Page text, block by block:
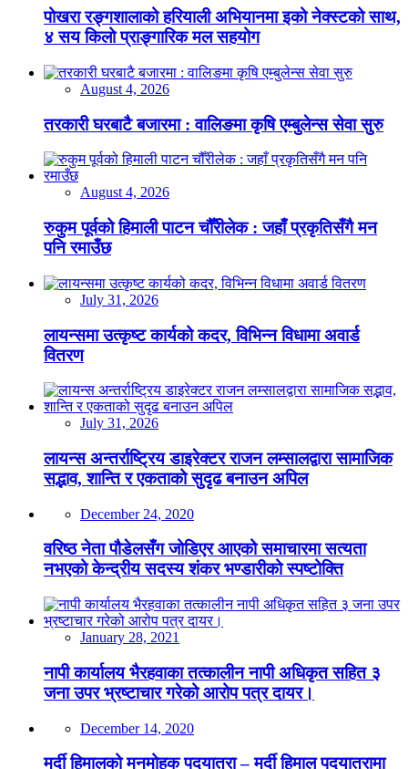
पोखरा रङ्गशालाको हरियाली अभियानमा इको नेक्स्टको साथ,
४ सय किलो प्राङ्गारिक मल सहयोग
August 4, 2026
तरकारी घरबाटै बजारमा : वालिङमा कृषि एम्बुलेन्स सेवा सुरु
August 4, 2026
रुकुम पूर्वको हिमाली पाटन चौँरीलेक : जहाँ प्रकृतिसँगै मन
पनि रमाउँछ
July 31, 2026
लायन्समा उत्कृष्ट कार्यको कदर, विभिन्न विधामा अवार्ड
वितरण
July 31, 2026
लायन्स अन्तर्राष्ट्रिय डाइरेक्टर राजन लम्सालद्वारा सामाजिक
सद्भाव, शान्ति र एकताको सुदृढ बनाउन अपिल
December 24, 2020
वरिष्ठ नेता पौडेलसँग जोडिएर आएको समाचारमा सत्यता
नभएको केन्द्रीय सदस्य शंकर भण्डारीको स्पष्टोक्ति
January 28, 2021
नापी कार्यालय भैरहवाका तत्कालीन नापी अधिकृत सहित ३
जना उपर भ्रष्टाचार गरेको आरोप पत्र दायर।
December 14, 2020
मर्दी हिमालको मनमोहक पदयात्रा – मर्दी हिमाल पदयात्रामा